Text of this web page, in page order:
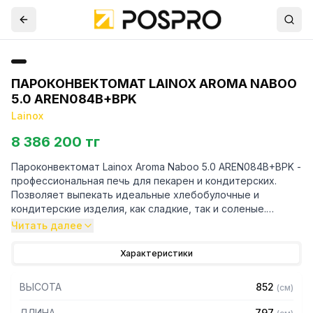
ПАРОКОНВЕКТОМАТ LAINOX AROMA NABOO
5.0 AREN084B+BPK
Lainox
8 386 200 тг
Пароконвектомат Lainox Aroma Naboo 5.0 AREN084B+BPK -
профессиональная печь для пекарен и кондитерских.
Позволяет выпекать идеальные хлебобулочные и
кондитерские изделия, как сладкие, так и соленые.
нержавеющей стали 18/10 AISI 304, толщиной 1 мм, с
полностью закругленными углами, без швов - для
Читать далее
Характеристики
ВЫСОТА 852 (см)